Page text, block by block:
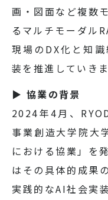
画・図面など複数
るマルチモーダル
現場のDX化と知
装を推進していきま
▶ 協業の背景
2024年4月、
事業創造大学院大
における協業」を
はその具体的成果
実践的なAI社会実